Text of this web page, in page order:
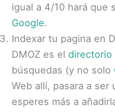
igual a 4/10 hará que
Google.
Indexar tu pagina en
DMOZ es el directorio
búsquedas (y no solo
Web allí, pasara a ser
esperes más a